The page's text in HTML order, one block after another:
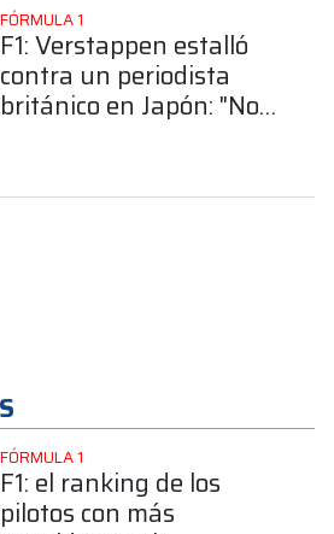
FÓRMULA 1
F1: Verstappen estalló
contra un periodista
británico en Japón: "No
FÓRMULA 1
F1: el ranking de los
pilotos con más